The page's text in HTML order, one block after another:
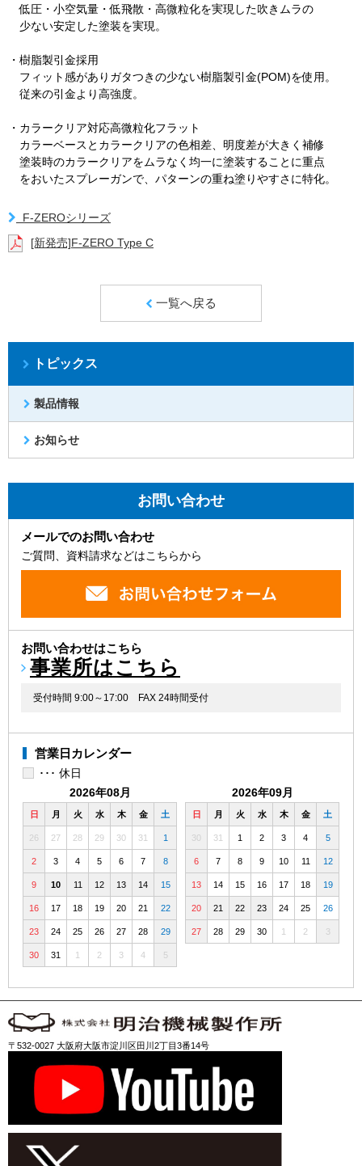
低圧・小空気量・低飛散・高微粒化を実現した吹きムラの
少ない安定した塗装を実現。
・樹脂製引金採用
フィット感がありガタつきの少ない樹脂製引金(POM)を使用。
従来の引金より高強度。
・カラークリア対応高微粒化フラット
カラーベースとカラークリアの色相差、明度差が大きく補修
塗装時のカラークリアをムラなく均一に塗装することに重点
をおいたスプレーガンで、パターンの重ね塗りやすさに特化。
F-ZEROシリーズ
[新発売]F-ZERO Type C
一覧へ戻る
トピックス
製品情報
お知らせ
お問い合わせ
メールでのお問い合わせ
ご質問、資料請求などはこちらから
お問い合わせはこちら
事業所はこちら
受付時間 9:00～17:00 FAX 24時間受付
営業日カレンダー
･･･ 休日
2026年08月
日 月 火 水 木 金 土
26 27 28 29 30 31 1
2 3 4 5 6 7 8
9 10 11 12 13 14 15
16 17 18 19 20 21 22
23 24 25 26 27 28 29
30 31 1 2 3 4 5
2026年09月
日 月 火 水 木 金 土
30 31 1 2 3 4 5
6 7 8 9 10 11 12
13 14 15 16 17 18 19
20 21 22 23 24 25 26
27 28 29 30 1 2 3
〒532-0027 大阪府大阪市淀川区田川2丁目3番14号